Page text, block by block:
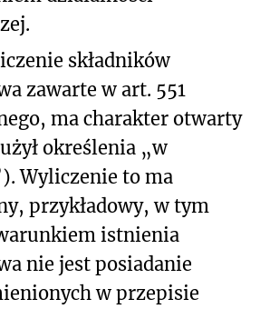
składników
zawarte w art. 551
ma charakter otwarty
określenia „w
Wyliczenie to ma
przykładowy, w tym
istnienia
nie jest posiadanie
w przepisie